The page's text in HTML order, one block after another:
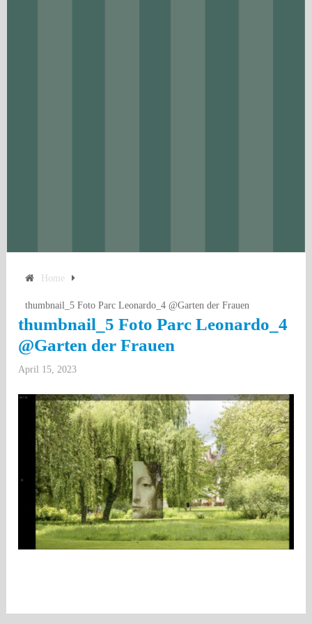
Home
thumbnail_5 Foto Parc Leonardo_4 @Garten der Frauen
thumbnail_5 Foto Parc Leonardo_4
@Garten der Frauen
April 15, 2023